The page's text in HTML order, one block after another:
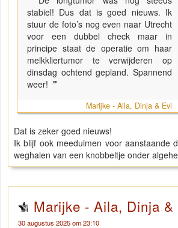
stabiel! Dus dat is goed nieuws. Ik
stuur de foto’s nog even naar Utrecht
voor een dubbel check maar in
principe staat de operatie om haar
melkkliertumor te verwijderen op
dinsdag ochtend gepland. Spannend
weer! "
Marijke - Aila, Dinja & Evi
Dat is zeker goed nieuws!
Ik blijf ook meeduimen voor aanstaande
weghalen van een knobbeltje onder
Marijke - Aila, Dinja &
30 augustus 2025 om 23:10